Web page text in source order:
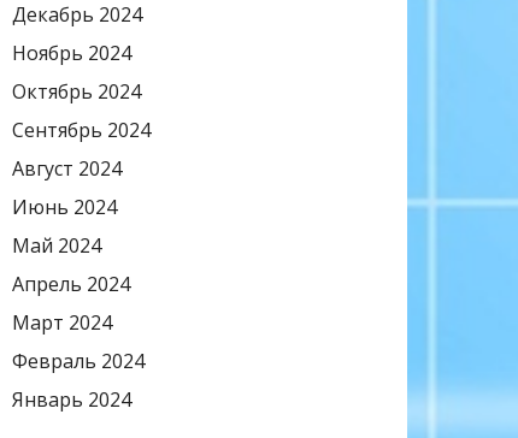
Декабрь 2024
Ноябрь 2024
Октябрь 2024
Сентябрь 2024
Август 2024
Июнь 2024
Май 2024
Апрель 2024
Март 2024
Февраль 2024
Январь 2024